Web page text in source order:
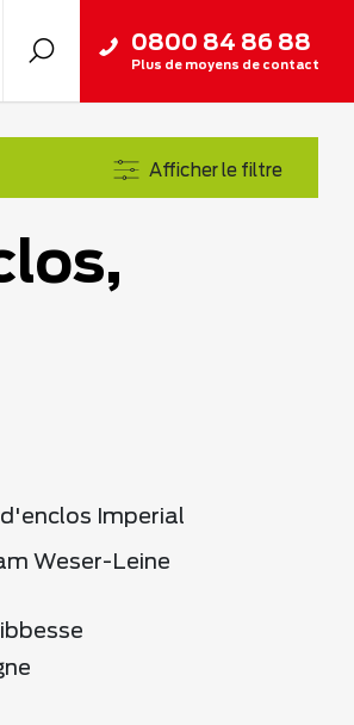
0800 84 86 88
Plus de moyens de contact
Afficher le filtre
Imperial
Weser-Leine